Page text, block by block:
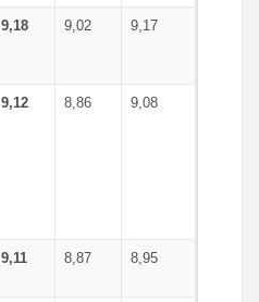
9,18 9,02 9,17
9,12 8,86 9,08
9,11 8,87 8,95